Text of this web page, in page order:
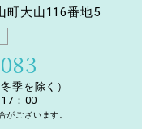
町大山116番地5
季を除く）
：00
がございます。